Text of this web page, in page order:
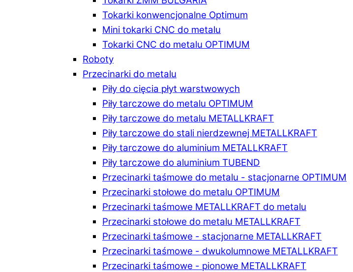
Tokarki konwencjonalne Optimum
Mini tokarki CNC do metalu
Tokarki CNC do metalu OPTIMUM
Roboty
Przecinarki do metalu
Piły do cięcia płyt warstwowych
Piły tarczowe do metalu OPTIMUM
Piły tarczowe do metalu METALLKRAFT
Piły tarczowe do stali nierdzewnej METALLKRAFT
Piły tarczowe do aluminium METALLKRAFT
Piły tarczowe do aluminium TUBEND
Przecinarki taśmowe do metalu - stacjonarne OPTIMUM
Przecinarki stołowe do metalu OPTIMUM
Przecinarki taśmowe METALLKRAFT do metalu
Przecinarki stołowe do metalu METALLKRAFT
Przecinarki taśmowe - stacjonarne METALLKRAFT
Przecinarki taśmowe - dwukolumnowe METALLKRAFT
Przecinarki taśmowe - pionowe METALLKRAFT